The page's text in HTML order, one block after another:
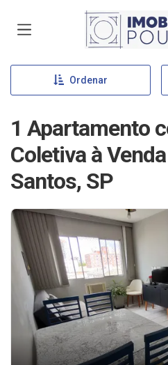
Página inicial
Ordenar
1 Apartamento
Coletiva à
Santos, SP